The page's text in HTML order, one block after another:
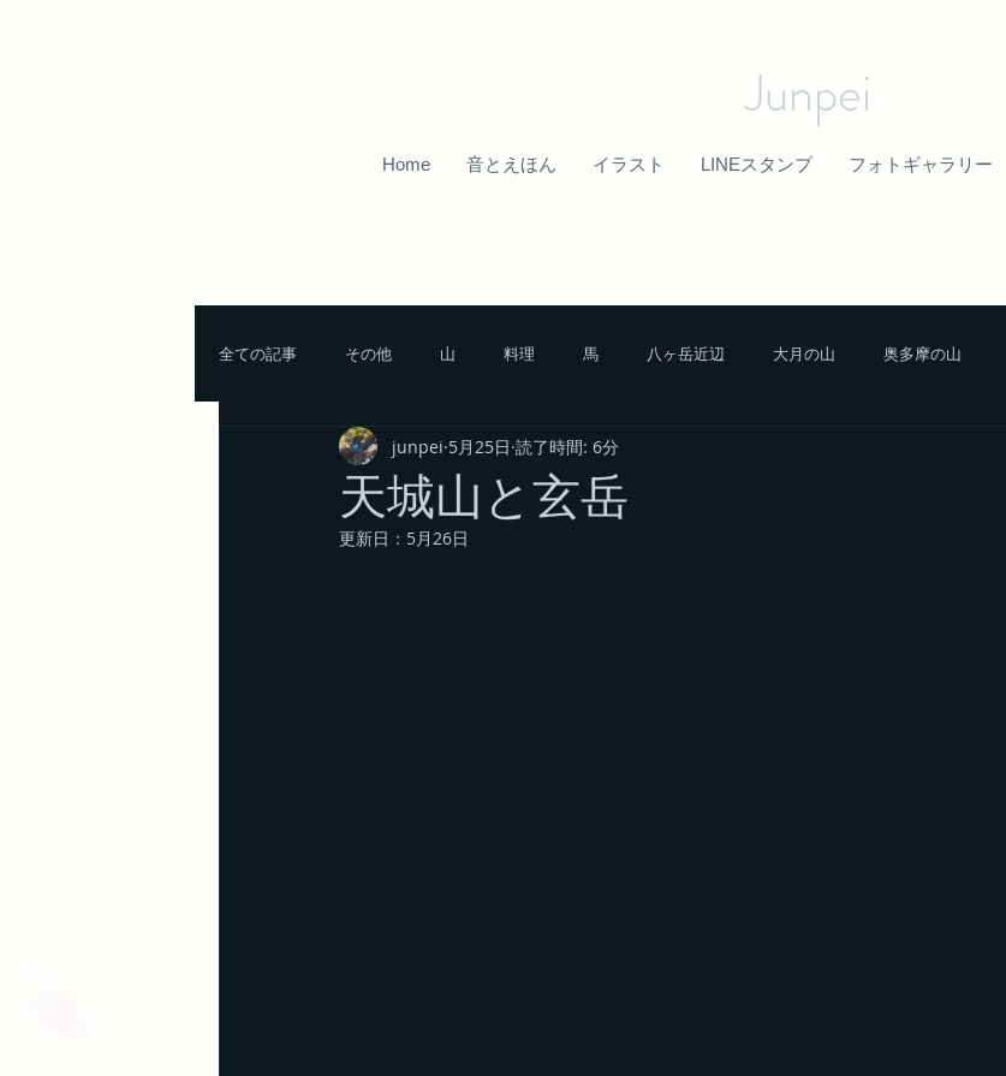
Junpei
Home 音とえほん イラスト LINEスタンプ フォトギャラリー
全ての記事 その他 山 料理 馬 八ヶ岳近辺 大月の山 奥多摩の山
北アルプスの山 南アルプスの山 中央アルプスの山
丹沢 茨城の山
天城山と玄岳
junpei 5月25日 読了時間: 6分
更新日： 5月26日